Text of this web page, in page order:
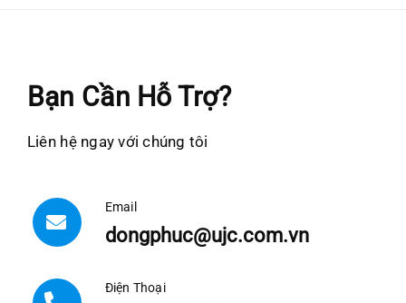
Bạn Cần Hỗ Trợ?
Liên hệ ngay với chúng tôi
Email
dongphuc@ujc.com.vn
Điện Thoại